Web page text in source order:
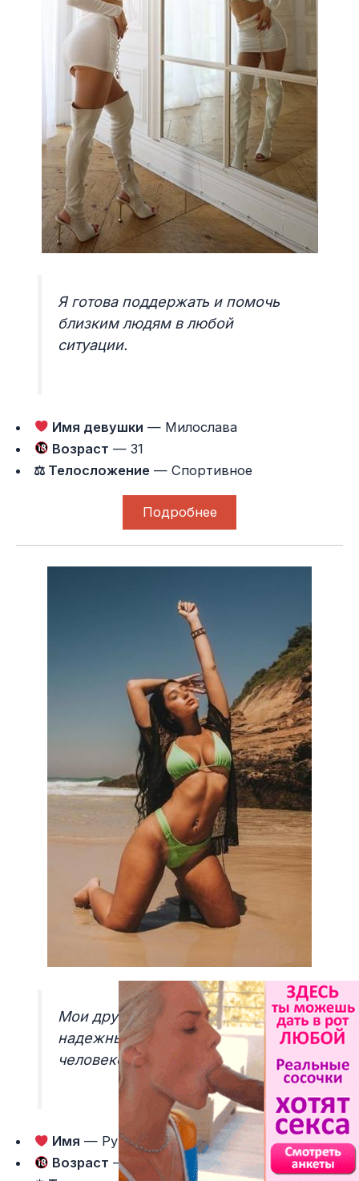
Я готова поддержать и помочь
близким людям в любой
ситуации.
Имя девушки — Милослава
Возраст — 31
⚖ Телосложение — Спортивное
Подробнее
Мои друзья называют меня
надежным и поддерживающим
человеком.
Имя — Румия
Возраст — 36